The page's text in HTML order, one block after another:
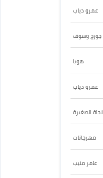
عمرو دياب
جورج وسوف
هوبا
عمرو دياب
نجاة الصغيرة
مهرجانات
عامر منيب